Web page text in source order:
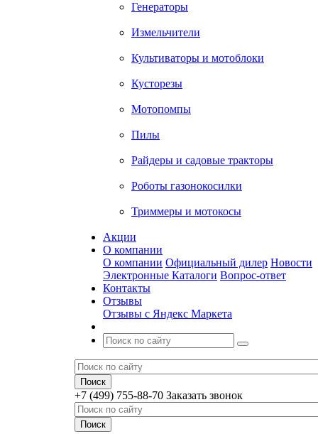
Генераторы
Измельчители
Культиваторы и мотоблоки
Кусторезы
Мотопомпы
Пилы
Райдеры и садовые тракторы
Роботы газонокосилки
Триммеры и мотокосы
Акции
О компании
О компании Официальный дилер Новости
Электронные Каталоги Вопрос-ответ
Контакты
Отзывы
Отзывы с Яндекс Маркета
+7 (499) 755-88-70 Заказать звонок